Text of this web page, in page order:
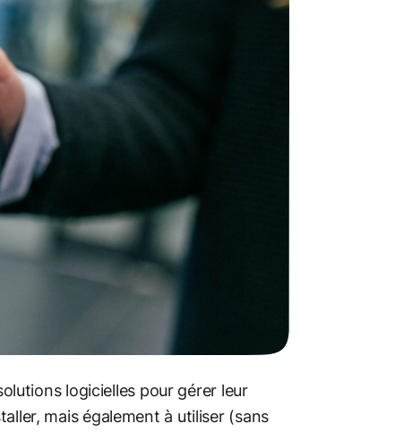
logicielles pour gérer leur
mais également à utiliser (sans